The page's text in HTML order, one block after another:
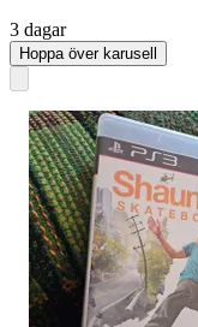
3 dagar
Hoppa över karusell